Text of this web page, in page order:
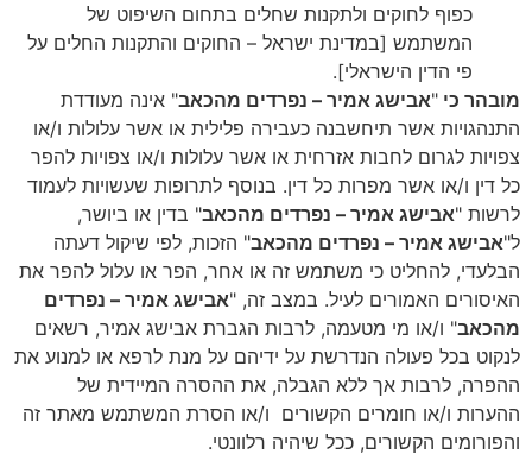
כפוף לחוקים ולתקנות שחלים בתחום השיפוט של
המשתמש [במדינת ישראל – החוקים והתקנות החלים על
פי הדין הישראלי].
מובהר כי "אבישג אמיר – נפרדים מהכאב" אינה מעודדת
התנהגויות אשר תיחשבנה כעבירה פלילית או אשר עלולות ו/או
צפויות לגרום לחבות אזרחית או אשר עלולות ו/או צפויות להפר
כל דין ו/או אשר מפרות כל דין. בנוסף לתרופות שעשויות לעמוד
לרשות "אבישג אמיר – נפרדים מהכאב" בדין או ביושר,
ל"אבישג אמיר – נפרדים מהכאב" הזכות, לפי שיקול דעתה
הבלעדי, להחליט כי משתמש זה או אחר, הפר או עלול להפר את
האיסורים האמורים לעיל. במצב זה, "אבישג אמיר – נפרדים
מהכאב" ו/או מי מטעמה, לרבות הגברת אבישג אמיר, רשאים
לנקוט בכל פעולה הנדרשת על ידיהם על מנת לרפא או למנוע את
ההפרה, לרבות אך ללא הגבלה, את ההסרה המיידית של
ההערות ו/או חומרים הקשורים ו/או הסרת המשתמש מאתר זה
והפורומים הקשורים, ככל שיהיה רלוונטי.